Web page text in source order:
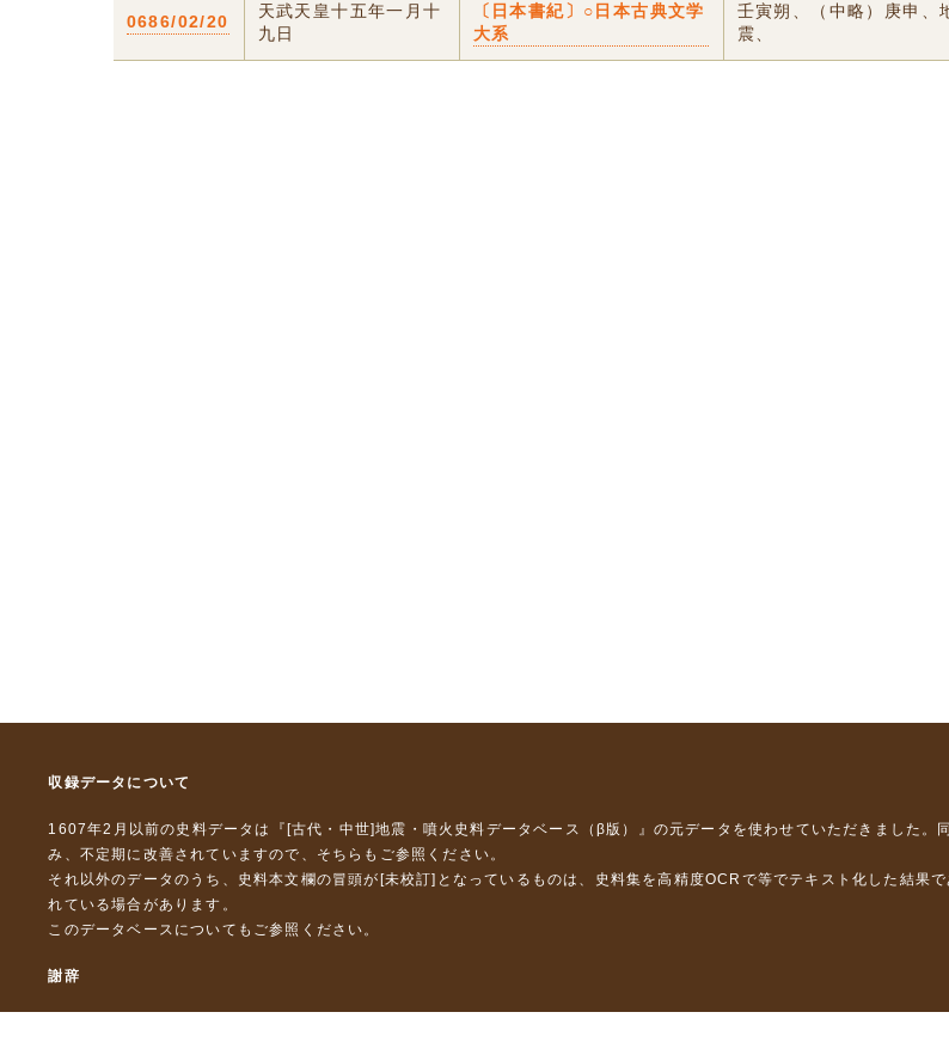
0686/02/20
天武天皇十五年一月十
九日
〔日本書紀〕○日本古典文学
大系
壬寅朔、（中略）庚申、
震、
収録データについて
1607年2月以前の史料データは『 [古代・中世]地震・噴火史料データベース（β版）』 の元データを使わせていただきました。
み、不定期に改善されていますので、 そちら もご参照ください。
それ以外のデータのうち、史料本文欄の冒頭が[未校訂]となっているものは、史料集を高精度OCRで等でテキスト化した結果
れている場合があります。
このデータベースについて もご参照ください。
謝辞